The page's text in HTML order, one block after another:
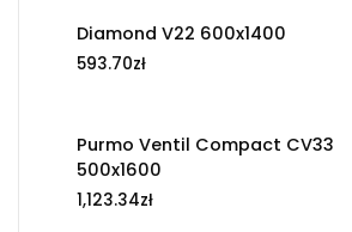
Diamond V22 600x1400
593.70zł
Purmo Ventil Compact CV33
500x1600
1,123.34zł